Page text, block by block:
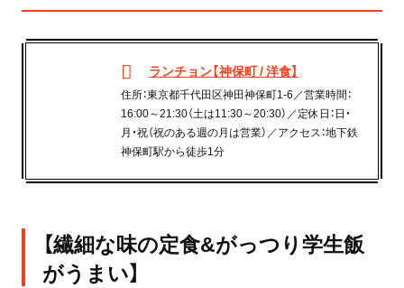
ランチョン【神保町 / 洋食】
住所：東京都千代田区神田神保町1-6／営業時間：
16:00～21:30（土は11:30～20:30）／定休日：日・
月・祝（祝のある週の月は営業）／アクセス：地下鉄
神保町駅から徒歩1分
【繊細な味の定食&がっつり学生飯
がうまい】